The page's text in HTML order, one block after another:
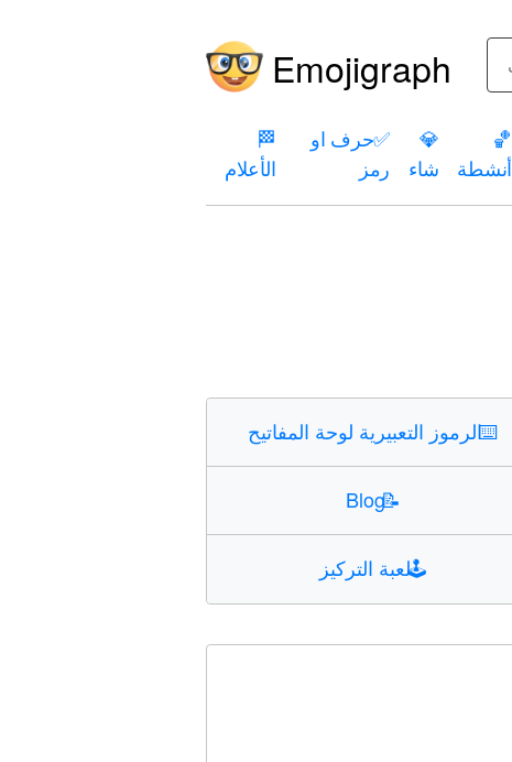
Emojigraph
🏀
أنشطة
💎
شاء
✅حرف او
رمز
🏁
الأعلام
⌨️الرموز التعبيرية لوحة المفاتيح
📝
Blog
🕹️لعبة التركيز